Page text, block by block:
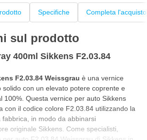
Specifiche Completa l'acquisto
sul prodotto
400ml Sikkens F2.03.84
F2.03.84 Weissgrau è una vernice
solido con un elevato potere coprente e
100%. Questa vernice per auto Sikkens
con il codice colore F2.03.84 utilizzando la
in modo da abbinarsi
originale Sikkens. Come specialisti,